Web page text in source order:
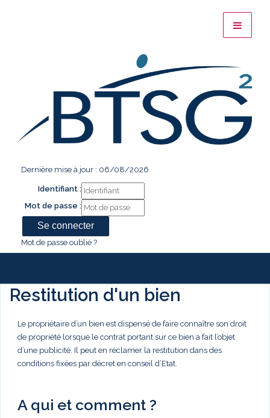
Dernière mise à jour : 06/08/2026
Identifiant :
Mot de passe :
Mot de passe oublié ?
Restitution d'un bien
Le propriétaire d’un bien est dispensé de faire connaître son droit
de propriété lorsque le contrat portant sur ce bien a fait l’objet
d’une publicité. Il peut en réclamer la restitution dans des
conditions fixées par décret en conseil d’Etat.
A qui et comment ?